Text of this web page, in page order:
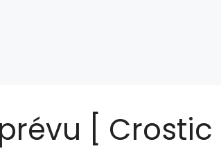
[ Crostic